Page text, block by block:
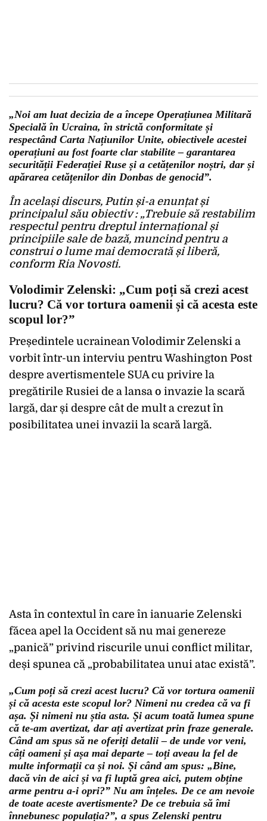
„Noi am luat decizia de a începe Operațiunea Militară
Specială în Ucraina, în strictă conformitate și
respectând Carta Națiunilor Unite, obiectivele acestei
operațiuni au fost foarte clar stabilite – garantarea
securității Federației Ruse și a cetățenilor noștri, dar și
apărarea cetățenilor din Donbas de genocid”.
În același discurs, Putin și-a enunțat și
principalul său obiectiv : „Trebuie să restabilim
respectul pentru dreptul internațional și
principiile sale de bază, muncind pentru a
construi o lume mai democrată și liberă,
conform Ria Novosti.
Volodimir Zelenski: „Cum poți să crezi acest
lucru? Că vor tortura oamenii și că acesta este
scopul lor?”
Președintele ucrainean Volodimir Zelenski a
vorbit într-un interviu pentru Washington Post
despre avertismentele SUA cu privire la
pregătirile Rusiei de a lansa o invazie la scară
largă, dar și despre cât de mult a crezut în
posibilitatea unei invazii la scară largă.
Asta în contextul în care în ianuarie Zelenski
făcea apel la Occident să nu mai genereze
„panică” privind riscurile unui conflict militar,
deși spunea că „probabilitatea unui atac există”.
„Cum poți să crezi acest lucru? Că vor tortura oamenii
și că acesta este scopul lor? Nimeni nu credea că va fi
așa. Și nimeni nu știa asta. Și acum toată lumea spune
că te-am avertizat, dar ați avertizat prin fraze generale.
Când am spus să ne oferiți detalii – de unde vor veni,
câți oameni și așa mai departe – toți aveau la fel de
multe informații ca și noi. Și când am spus: „Bine,
dacă vin de aici și va fi luptă grea aici, putem obține
arme pentru a-i opri?” Nu am înțeles. De ce am nevoie
de toate aceste avertismente? De ce trebuia să îmi
înnebunesc populația?”, a spus Zelenski pentru